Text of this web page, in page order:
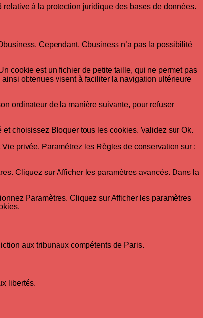
à la protection juridique des bases de données.
Cependant, Obusiness n’a pas la possibilité
cookie est un fichier de petite taille, qui ne permet pas
ainsi obtenues visent à faciliter la navigation ultérieure
ordinateur de la manière suivante, pour refuser
choisissez Bloquer tous les cookies. Validez sur Ok.
privée. Paramétrez les Règles de conservation sur :
Cliquez sur Afficher les paramètres avancés. Dans la
Paramètres. Cliquez sur Afficher les paramètres
aux tribunaux compétents de Paris.
libertés.